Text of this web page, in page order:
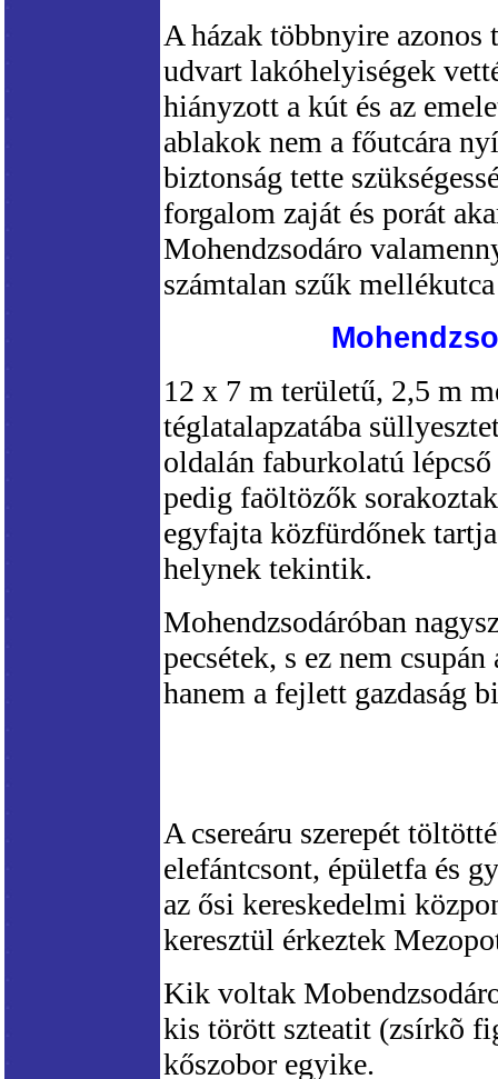
A házak többnyire azonos
udvart lakóhelyiségek
hiányzott a kút és az
ablakok nem a főutcára
biztonság tette
forgalom zaját és porát
Mohendzsodáro
számtalan szűk
12 x 7 m területű, 2,5 m
téglatalapzatába
oldalán faburkolatú
pedig faöltözők
egyfajta közfürdőnek
helynek tekintik.
Mohendzsodáróban
pecsétek, s ez nem
hanem a fejlett gazdaság
A csereáru szerepét
elefántcsont, épületfa és
az ősi kereskedelmi
keresztül érkeztek
Kik voltak
kis törött szteatit (zsírkõ
kőszobor egyike.